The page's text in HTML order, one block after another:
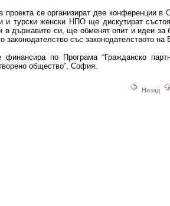
проекта се организират две конференции
и турски женски НПО ще дискутират
в държавите си, ще обменят опит и идеи за
законодателство със законодателството на
финансира по Програма “Гражданско
общество”, София.
Назад